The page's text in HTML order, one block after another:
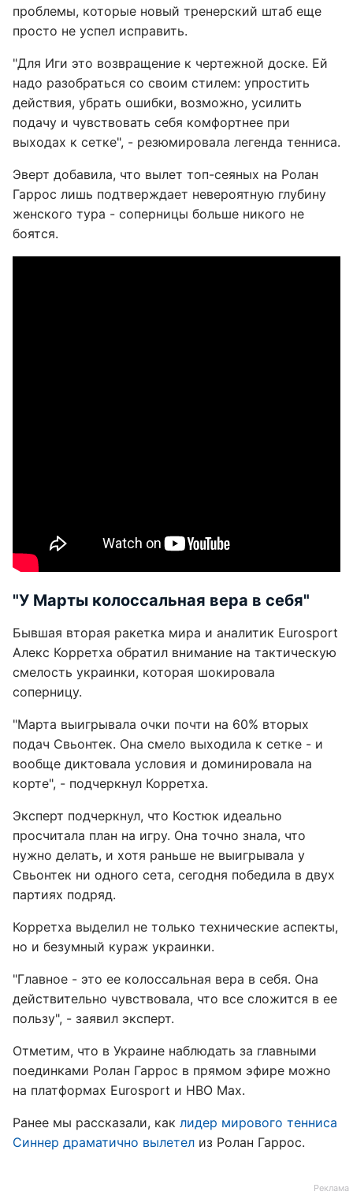
проблемы, которые новый тренерский штаб еще
просто не успел исправить.
"Для Иги это возвращение к чертежной доске. Ей
надо разобраться со своим стилем: упростить
действия, убрать ошибки, возможно, усилить
подачу и чувствовать себя комфортнее при
выходах к сетке", - резюмировала легенда тенниса.
Эверт добавила, что вылет топ-сеяных на Ролан
Гаррос лишь подтверждает невероятную глубину
женского тура - соперницы больше никого не
боятся.
"У Марты колоссальная вера в себя"
Бывшая вторая ракетка мира и аналитик Eurosport
Алекс Корретха обратил внимание на тактическую
смелость украинки, которая шокировала
соперницу.
"Марта выигрывала очки почти на 60% вторых
подач Свьонтек. Она смело выходила к сетке - и
вообще диктовала условия и доминировала на
корте", - подчеркнул Корретха.
Эксперт подчеркнул, что Костюк идеально
просчитала план на игру. Она точно знала, что
нужно делать, и хотя раньше не выигрывала у
Свьонтек ни одного сета, сегодня победила в двух
партиях подряд.
Корретха выделил не только технические аспекты,
но и безумный кураж украинки.
"Главное - это ее колоссальная вера в себя. Она
действительно чувствовала, что все сложится в ее
пользу", - заявил эксперт.
Отметим, что в Украине наблюдать за главными
поединками Ролан Гаррос в прямом эфире можно
на платформах Eurosport и HBO Max.
Ранее мы рассказали, как лидер мирового тенниса
Синнер драматично вылетел из Ролан Гаррос.